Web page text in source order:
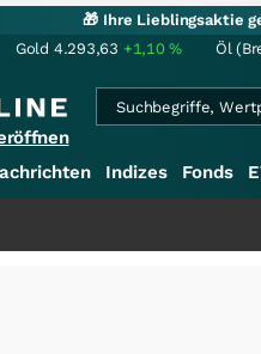
🎁 Ihre Lieblingsaktie
Gold 4.293,63 +1,10% Öl
Indizes Fonds